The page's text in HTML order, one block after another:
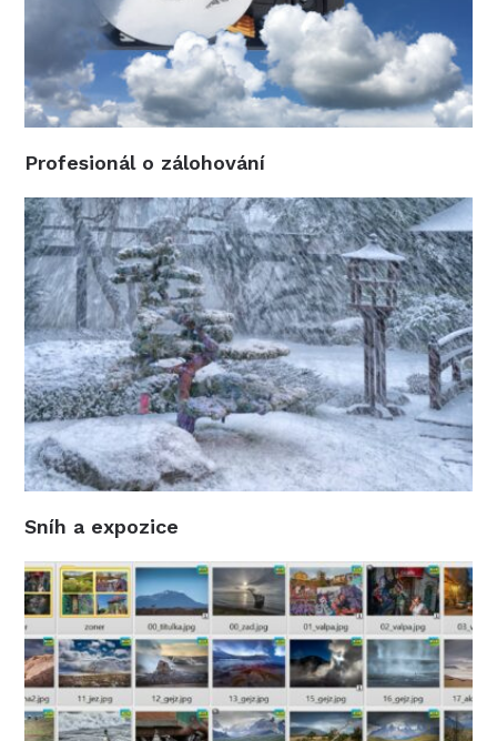
Profesionál o zálohování
Sníh a expozice